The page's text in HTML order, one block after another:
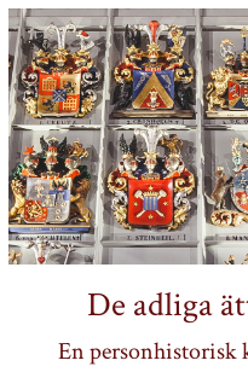
De adliga
En personhistorisk